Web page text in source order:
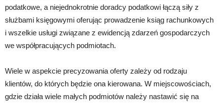
podatkowe, a niejednokrotnie doradcy podatkowi łączą siły z
służbami księgowymi oferując prowadzenie ksiąg rachunkowych
i wszelkie usługi związane z ewidencją zdarzeń gospodarczych
we współpracujących podmiotach.
Wiele w aspekcie precyzowania oferty zależy od rodzaju
klientów, do których będzie ona kierowana. W miejscowościach,
gdzie działa wiele małych podmiotów należy nastawić się na